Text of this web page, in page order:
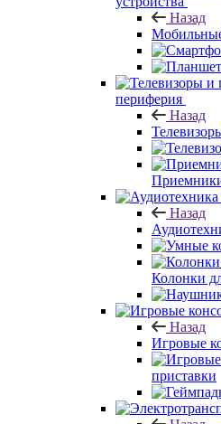
Назад
периферия
Назад
Назад
Колонки
Назад
Игровые
приставки